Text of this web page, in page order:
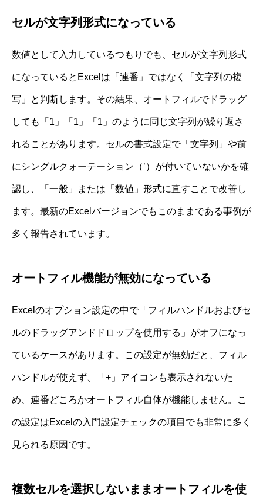
セルが文字列形式になっている
数値として入力しているつもりでも、セルが文字列形式
になっているとExcelは「連番」ではなく「文字列の複
写」と判断します。その結果、オートフィルでドラッグ
しても「1」「1」「1」のように同じ文字列が繰り返さ
れることがあります。セルの書式設定で「文字列」や前
にシングルクォーテーション（’）が付いていないかを確
認し、「一般」または「数値」形式に直すことで改善し
ます。最新のExcelバージョンでもこのままである事例が
多く報告されています。
オートフィル機能が無効になっている
Excelのオプション設定の中で「フィルハンドルおよびセ
ルのドラッグアンドドロップを使用する」がオフになっ
ているケースがあります。この設定が無効だと、フィル
ハンドルが使えず、「+」アイコンも表示されないた
め、連番どころかオートフィル自体が機能しません。こ
の設定はExcelの入門設定チェックの項目でも非常に多く
見られる原因です。
複数セルを選択しないままオートフィルを使